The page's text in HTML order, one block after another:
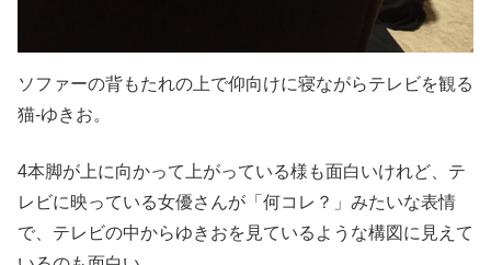
ソファーの背もたれの上で仰向けに寝ながらテレビを観る
猫-ゆきお。
4本脚が上に向かって上がっている様も面白いけれど、テ
レビに映っている女優さんが「何コレ？」みたいな表情
で、テレビの中からゆきおを見ているような構図に見えて